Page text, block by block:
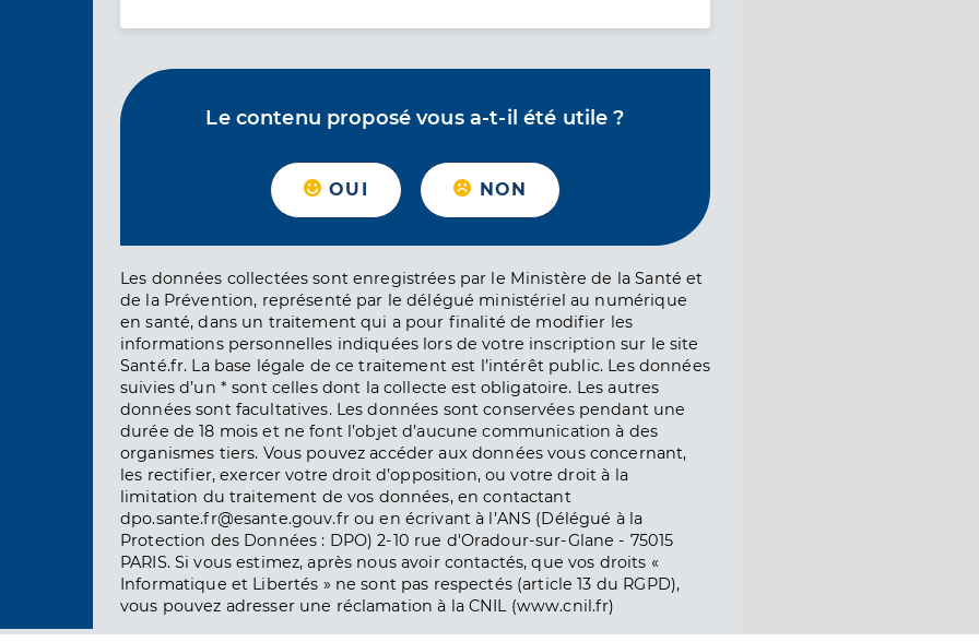
Le contenu proposé vous a-t-il été utile ?
OUI NON
Les données collectées sont enregistrées par le Ministère de la Santé et
de la Prévention, représenté par le délégué ministériel au numérique
en santé, dans un traitement qui a pour finalité de modifier les
informations personnelles indiquées lors de votre inscription sur le site
Santé.fr. La base légale de ce traitement est l’intérêt public. Les données
suivies d’un * sont celles dont la collecte est obligatoire. Les autres
données sont facultatives. Les données sont conservées pendant une
durée de 18 mois et ne font l’objet d’aucune communication à des
organismes tiers. Vous pouvez accéder aux données vous concernant,
les rectifier, exercer votre droit d’opposition, ou votre droit à la
limitation du traitement de vos données, en contactant
dpo.sante.fr@esante.gouv.fr ou en écrivant à l’ANS (Délégué à la
Protection des Données : DPO) 2-10 rue d'Oradour-sur-Glane - 75015
PARIS. Si vous estimez, après nous avoir contactés, que vos droits «
Informatique et Libertés » ne sont pas respectés (article 13 du RGPD),
vous pouvez adresser une réclamation à la CNIL (www.cnil.fr)